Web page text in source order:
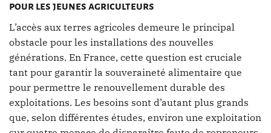
pour les jeunes agriculteurs
L’accès aux terres agricoles demeure le principal
obstacle pour les installations des nouvelles
générations. En France, cette question est cruciale
tant pour garantir la souveraineté alimentaire que
pour permettre le renouvellement durable des
exploitations. Les besoins sont d’autant plus grands
que, selon différentes études, environ une exploitation